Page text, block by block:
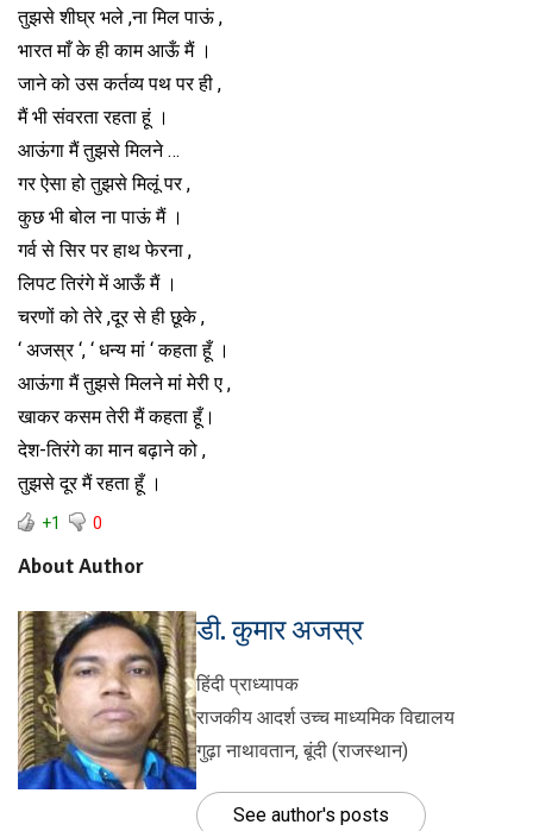
तुझसे शीघ्र भले ,ना मिल पाऊं ,
भारत माँ के ही काम आऊँ मैं ।
जाने को उस कर्तव्य पथ पर ही ,
मैं भी संवरता रहता हूं ।
आऊंगा मैं तुझसे मिलने …
गर ऐसा हो तुझसे मिलूं पर ,
कुछ भी बोल ना पाऊं मैं ।
गर्व से सिर पर हाथ फेरना ,
लिपट तिरंगे में आऊँ मैं ।
चरणों को तेरे ,दूर से ही छूके ,
‘ अजस्र ‘, ‘ धन्य मां ‘ कहता हूँ ।
आऊंगा मैं तुझसे मिलने मां मेरी ए ,
खाकर कसम तेरी मैं कहता हूँ।
देश-तिरंगे का मान बढ़ाने को ,
तुझसे दूर मैं रहता हूँ ।
+1 0
About Author
डी. कुमार अजस्र
हिंदी प्राध्यापक
राजकीय आदर्श उच्च माध्यमिक विद्यालय
गुढ़ा नाथावतान, बूंदी (राजस्थान)
See author's posts